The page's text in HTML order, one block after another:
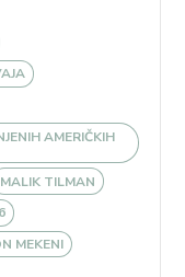
AMERIČKIH
MALIK TILMAN
MEKENI